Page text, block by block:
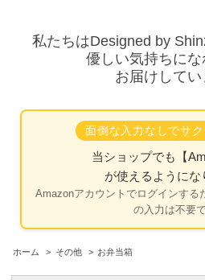
私たちはDesigned by
優しい気持ちにな
お届けしてい
面倒な入力なしでサク
当ショップでも
【
が使えるようにな
Amazonアカウントでログインする
の入力は不要で
ホーム > その他 > お弁当箱